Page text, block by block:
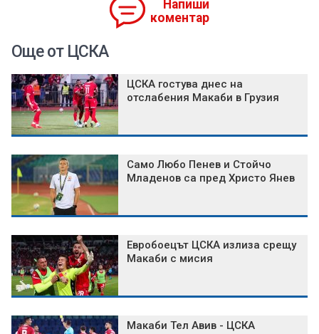
Напиши
коментар
Още от ЦСКА
ЦСКА гостува днес на
отслабения Макаби в Грузия
Само Любо Пенев и Стойчо
Младенов са пред Христо Янев
Евробоецът ЦСКА излиза срещу
Макаби с мисия
Макаби Тел Авив - ЦСКА